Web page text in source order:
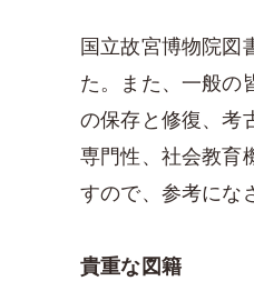
国立故宮博物院図
た。また、一般の
の保存と修復、考
専門性、社会教育
すので、参考にな
貴重な図籍